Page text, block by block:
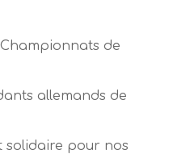
de
allemands de
solidaire pour nos